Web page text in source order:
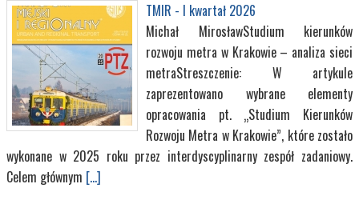
TMIR - I kwartał 2026
Michał MirosławStudium kierunków
rozwoju metra w Krakowie – analiza sieci
metraStreszczenie: W artykule
zaprezentowano wybrane elementy
opracowania pt. „Studium Kierunków
Rozwoju Metra w Krakowie”, które zostało
wykonane w 2025 roku przez interdyscyplinarny zespół zadaniowy.
Celem głównym [...]